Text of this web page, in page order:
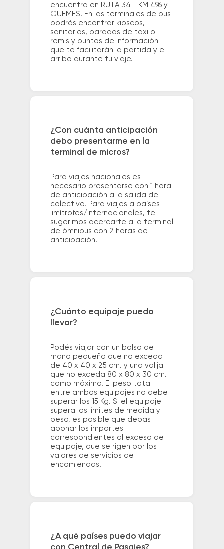
encuentra en RUTA 34 - KM 496 y
GUEMES. En las terminales de bus
podrás encontrar kioscos,
sanitarios, paradas de taxi o
remis y puntos de información
que te facilitarán la partida y el
arribo durante tu viaje.
¿Con cuánta anticipación
debo presentarme en la
terminal de micros?
Para viajes nacionales es
necesario presentarse con 1 hora
de anticipación a la salida del
colectivo. Para viajes a países
limítrofes/internacionales, te
sugerimos acercarte a la terminal
de ómnibus con 2 horas de
anticipación.
¿Cuánto equipaje puedo
llevar?
Podés viajar con un bolso de
mano pequeño que no exceda
de 40 x 40 x 25 cm. y una valija
que no exceda 80 x 80 x 30 cm.
como máximo. El peso total
entre ambos equipajes no debe
superar los 15 Kg. Si el equipaje
supera los límites de medida y
peso, es posible que debas
abonar los importes
correspondientes al exceso de
equipaje, que se rigen por los
valores de servicios de
encomiendas.
¿A qué países puedo viajar